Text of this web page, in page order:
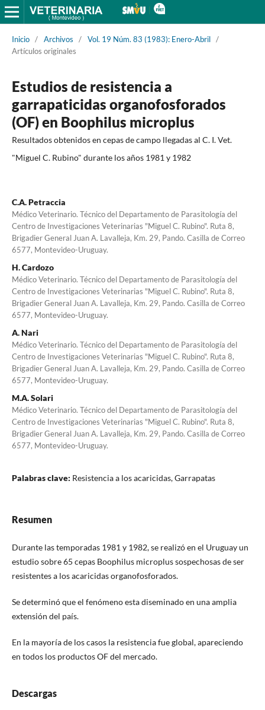
Inicio / Archivos / Vol. 19 Núm. 83 (1983): Enero-Abril /
Artículos originales
Estudios de resistencia a
garrapaticidas organofosforados
(OF) en Boophilus microplus
Resultados obtenidos en cepas de campo llegadas al C. I. Vet.
"Miguel C. Rubino" durante los años 1981 y 1982
C.A. Petraccia
Médico Veterinario. Técnico del Departamento de Parasitología del
Centro de Investigaciones Veterinarias "Miguel C. Rubino". Ruta 8,
Brigadier General Juan A. Lavalleja, Km. 29, Pando. Casilla de Correo
6577, Montevideo-Uruguay.
H. Cardozo
Médico Veterinario. Técnico del Departamento de Parasitología del
Centro de Investigaciones Veterinarias "Miguel C. Rubino". Ruta 8,
Brigadier General Juan A. Lavalleja, Km. 29, Pando. Casilla de Correo
6577, Montevideo-Uruguay.
A. Nari
Médico Veterinario. Técnico del Departamento de Parasitología del
Centro de Investigaciones Veterinarias "Miguel C. Rubino". Ruta 8,
Brigadier General Juan A. Lavalleja, Km. 29, Pando. Casilla de Correo
6577, Montevideo-Uruguay.
M.A. Solari
Médico Veterinario. Técnico del Departamento de Parasitología del
Centro de Investigaciones Veterinarias "Miguel C. Rubino". Ruta 8,
Brigadier General Juan A. Lavalleja, Km. 29, Pando. Casilla de Correo
6577, Montevideo-Uruguay.
Palabras clave: Resistencia a los acaricidas, Garrapatas
Resumen
Durante las temporadas 1981 y 1982, se realizó en el Uruguay un
estudio sobre 65 cepas Boophilus microplus sospechosas de ser
resistentes a los acaricidas organofosforados.
Se determinó que el fenómeno esta diseminado en una amplia
extensión del país.
En la mayoría de los casos la resistencia fue global, apareciendo
en todos los productos OF del mercado.
Descargas